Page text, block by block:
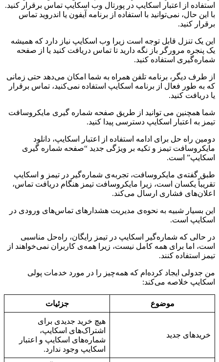
استفاده از اعتبار اسکایپ در پورتال وب اسکایپ تماس برقرار کنید.
با این حال، نمی‌توانید با استفاده از برنامه آیفون یا اندروید تماس
برقرار کنید.
این یک تنزل قابل توجه است زیرا وب اسکایپ نیاز دارد که همیشه
یک پنجره مرورگر باز نگه دارید تا تماس دریافت کنید یا از صفحه
شماره‌گیری استفاده کنید.
از طرف دیگر، برنامه تلفن همراه به شما امکان می‌دهد حتی زمانی
که به طور فعال از برنامه اسکایپ استفاده نمی‌کنید، تماس برقرار
یا دریافت کنید.
شما همچنین می توانید از طریق صفحه شماره گیری مایکروسافت
تیمز به اعتبار اسکایپ دسترسی پیدا کنید.
دومین راه حل برای ادامه استفاده از اعتبار اسکایپ، دانلود
مایکروسافت تیمز و تکیه بر ویژگی جدید “صفحه شماره گیری
اسکایپ” است.
طبق گفته‌ی مایکروسافت، تجربه‌ی شماره‌گیر در تیمز و اسکایپ
تقریباً یکسان است، زیرا مایکروسافت تیمز هنگام دریافت تماس،
اعلان‌های فشاری ارسال می‌کند.
این بسیار شبیه به نحوه‌ی مدیریت هشدارهای تماس‌های ورودی در
اسکایپ است.
در حالی که شماره‌گیر اسکایپ در تیمز رایگان، راه‌حل مناسبی
است، اما برای همه کامل نیست، زیرا همه‌ی کاربران نمی‌خواهند از
تیمز استفاده کنند.
من جدولی ایجاد کرده‌ام که همه‌چیز را در مورد خدمات پولی
اسکایپ خلاصه می‌کند:
موضوع جزئیات
خرید‌های جدید
هیچ خرید جدیدی برای
اشتراک‌های اسکایپ،
شماره‌های اسکایپ و اعتبار
اسکایپ وجود ندارد.